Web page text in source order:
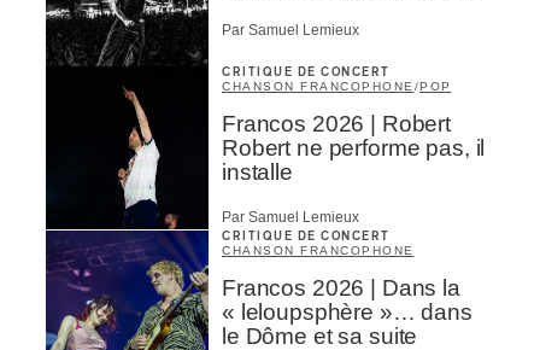
Par Samuel Lemieux
CRITIQUE DE CONCERT
CHANSON FRANCOPHONE /POP
Francos 2026 | Robert
Robert ne performe pas, il
installe
Par Samuel Lemieux
CRITIQUE DE CONCERT
CHANSON FRANCOPHONE
Francos 2026 | Dans la
« leloupsphère »… dans
le Dôme et sa suite